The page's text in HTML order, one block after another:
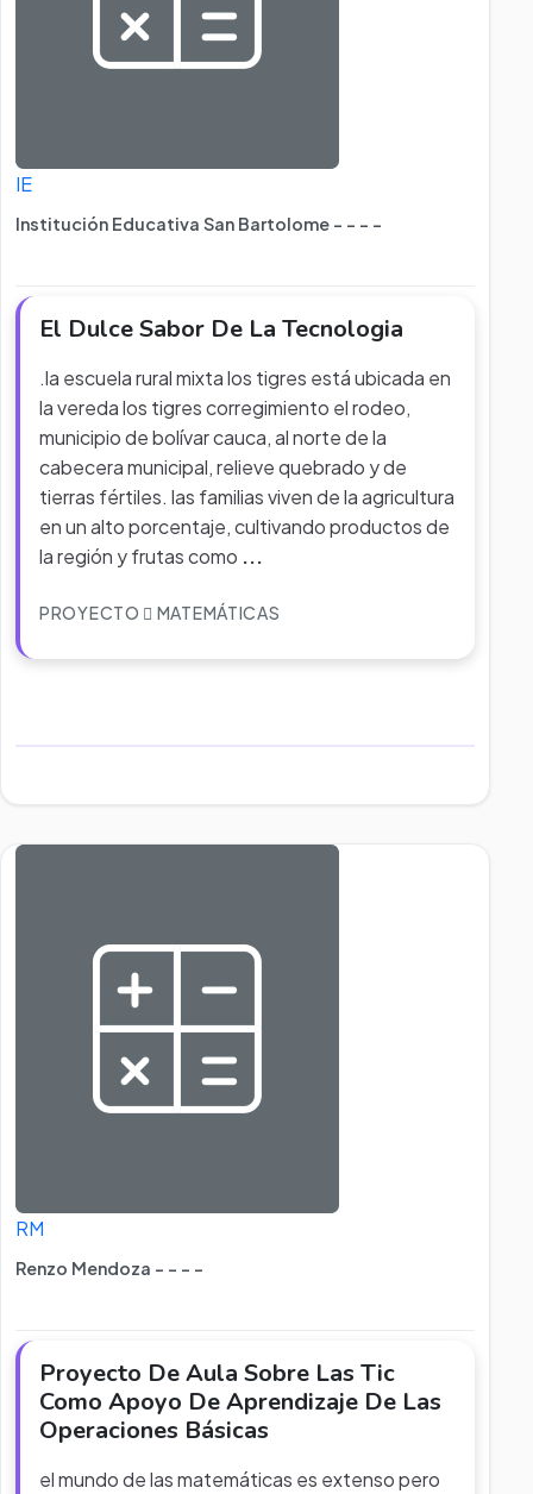
IE
Institución Educativa San Bartolome - - - -
El Dulce Sabor De La Tecnologia
.la escuela rural mixta los tigres está ubicada en
la vereda los tigres corregimiento el rodeo,
municipio de bolívar cauca, al norte de la
cabecera municipal, relieve quebrado y de
tierras fértiles. las familias viven de la agricultura
en un alto porcentaje, cultivando productos de
la región y frutas como ...
PROYECTO MATEMÁTICAS
RM
Renzo Mendoza - - - -
Proyecto De Aula Sobre Las Tic
Como Apoyo De Aprendizaje De Las
Operaciones Básicas
el mundo de las matemáticas es extenso pero